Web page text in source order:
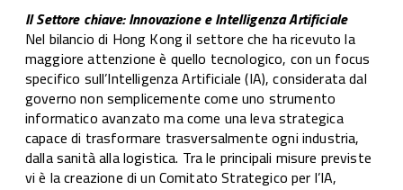
Il Settore chiave: Innovazione e Intelligenza Artificiale
Nel bilancio di Hong Kong il settore che ha ricevuto la
maggiore attenzione è quello tecnologico, con un focus
specifico sull’Intelligenza Artificiale (IA), considerata dal
governo non semplicemente come uno strumento
informatico avanzato ma come una leva strategica
capace di trasformare trasversalmente ogni industria,
dalla sanità alla logistica. Tra le principali misure previste
vi è la creazione di un Comitato Strategico per l’IA,